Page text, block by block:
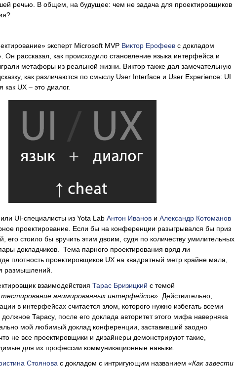
речью. В общем, на будущее: чем не задача для проектировщиков
эксперт Microsoft MVP Виктор Ерофеев с докладом
Он рассказал, как происходило становление языка интерфейса и
метафоры из реальной жизни. Виктор также дал замечательную
как различаются по смыслу User Interface и User Experience: UI
как UX – это диалог.
UI-специалисты из Yota Lab Антон Иванов и Александр Котоманов
проектирование. Если бы на конференции разыгрывался бы приз
его стоило бы вручить этим двоим, судя по количеству умилительных
докладчиков. Тема парного проектирования вряд ли
плотность проектировщиков UX на квадратный метр крайне мала,
размышлений.
взаимодействия Тарас Бризицкий с темой
анимированных интерфейсов». Действительно,
в интерфейсах считается злом, которого нужно избегать всеми
Тарасу, после его доклада авторитет этого мифа наверняка
мой любимый доклад конференции, заставивший заодно
не все проектировщики и дизайнеры демонстрируют такие,
для их профессии коммуникационные навыки.
Стоянова с докладом с интригующим названием «Как завести